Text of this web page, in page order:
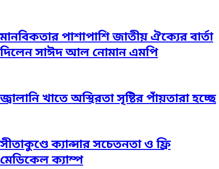
মানবিকতার পাশাপাশি জাতীয় ঐক্যের বার্তা
দিলেন সাঈদ আল নোমান এমপি
জ্বালানি খাতে অস্থিরতা সৃষ্টির পাঁয়তারা হচ্ছে
সীতাকুণ্ডে ক্যান্সার সচেতনতা ও ফ্রি
মেডিকেল ক্যাম্প